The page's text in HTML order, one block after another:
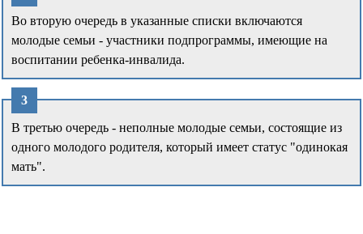
Во вторую очередь в указанные списки включаются
молодые семьи - участники подпрограммы, имеющие на
воспитании ребенка-инвалида.
В третью очередь - неполные молодые семьи, состоящие из
одного молодого родителя, который имеет статус "одинокая
мать".